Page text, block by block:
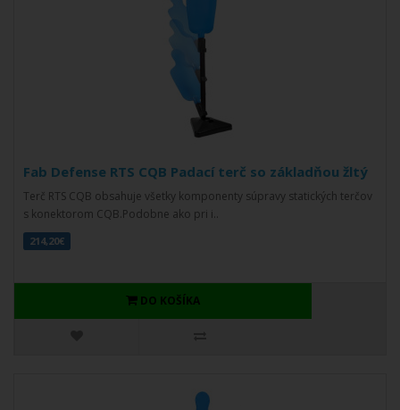
Fab Defense RTS CQB Padací terč so základňou žltý
Terč RTS CQB obsahuje všetky komponenty súpravy statických terčov
s konektorom CQB.Podobne ako pri i..
214,20€
DO KOŠÍKA